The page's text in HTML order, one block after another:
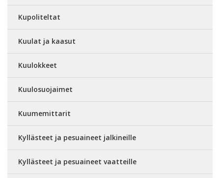
Kupoliteltat
Kuulat ja kaasut
Kuulokkeet
Kuulosuojaimet
Kuumemittarit
Kyllästeet ja pesuaineet jalkineille
Kyllästeet ja pesuaineet vaatteille